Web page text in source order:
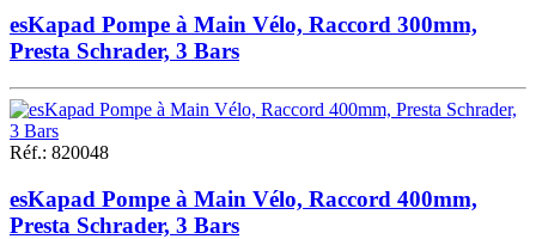
esKapad Pompe à Main Vélo, Raccord 300mm,
Presta Schrader, 3 Bars
Réf.: 820048
esKapad Pompe à Main Vélo, Raccord 400mm,
Presta Schrader, 3 Bars